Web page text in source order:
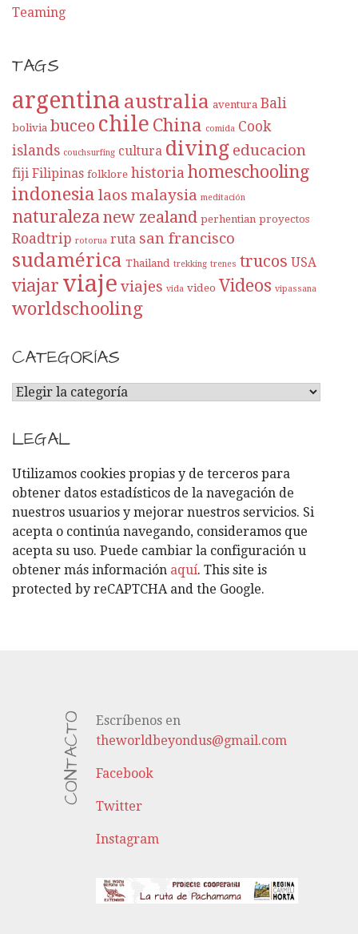
Teaming
TAGS
argentina australia aventura Bali
bolivia buceo chile China comida Cook
islands couchsurfing cultura diving educacion
fiji Filipinas folklore historia homeschooling
indonesia laos malaysia meditación
naturaleza new zealand perhentian proyectos
Roadtrip rotorua ruta san francisco
sudamérica Thailand trekking trenes trucos USA
viajar viaje viajes vida video Videos vipassana
worldschooling
CATEGORÍAS
C
T
E
G
O
R
Í
A
S
LEGAL
Utilizamos cookies propias y de terceros para
obtener datos estadísticos de la navegación de
nuestros usuarios y mejorar nuestros servicios. Si
acepta o continúa navegando, consideramos que
acepta su uso. Puede cambiar la configuración u
obtener más información aquí. This site is
protected by reCAPTCHA and the Google.
CONTACTO
Escríbenos en
theworldbeyondus@gmail.com
Facebook
Twitter
Instagram